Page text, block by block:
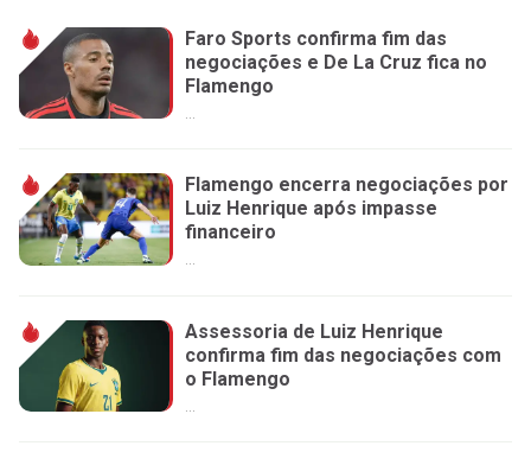
Faro Sports confirma fim das
negociações e De La Cruz fica no
Flamengo
...
Flamengo encerra negociações por
Luiz Henrique após impasse
financeiro
...
Assessoria de Luiz Henrique
confirma fim das negociações com
o Flamengo